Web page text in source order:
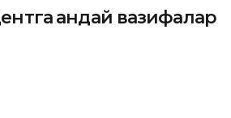
қандай вазифалар